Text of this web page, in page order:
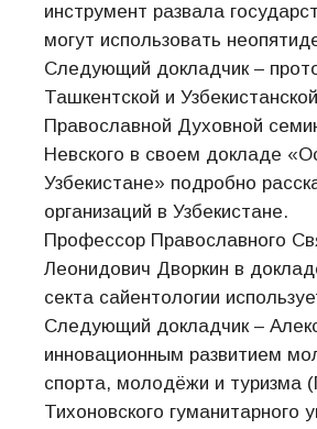
инструмент развала
могут использовать
Следующий докладчик –
Ташкентской и
Православной Духовной
Невского в своем докладе
Узбекистане» подробно
организаций в Узбекистане.
Профессор Православного
Леонидович Дворкин в
секта сайентологии
Следующий докладчик –
инновационным развитием
спорта, молодёжи и туризма
Тихоновского